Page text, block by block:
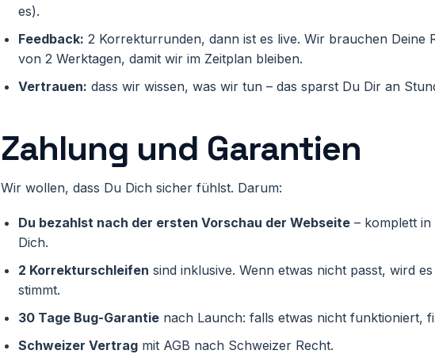
es).
Feedback: 2 Korrekturrunden, dann ist es live. Wir brauchen Deine
von 2 Werktagen, damit wir im Zeitplan bleiben.
Vertrauen: dass wir wissen, was wir tun – das sparst Du Dir an
Zahlung und Garantien
Wir wollen, dass Du Dich sicher fühlst. Darum:
Du bezahlst nach der ersten Vorschau der Webseite – komplett
Dich.
2 Korrekturschleifen sind inklusive. Wenn etwas nicht passt, wird
stimmt.
30 Tage Bug-Garantie nach Launch: falls etwas nicht funktioniert,
Schweizer Vertrag mit AGB nach Schweizer Recht.